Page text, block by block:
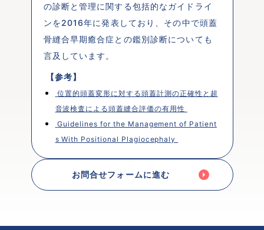
の診断と管理に関する包括的なガイドライ
ンを2016年に発表しており、その中で頭蓋
骨縫合早期癒合症との鑑別診断についても
言及しています。
【参考】
位置的頭蓋変形に対する頭蓋計測の正確性と超
音波検査による頭蓋縫合評価の有用性
Guidelines for the Management of Patient
s With Positional Plagiocephaly
お問合せフォームに進む